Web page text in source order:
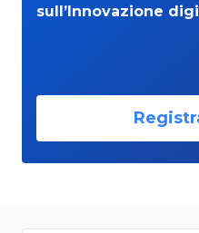
sull’Innovazione